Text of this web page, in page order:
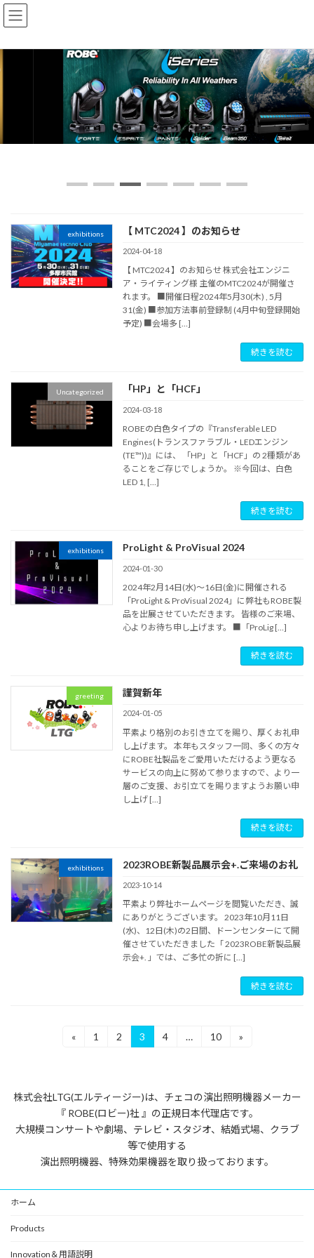
コ
ン
ン
ナ
ビ
ー
exhibitions 【 MTC2024 】のお知らせ
2024-04-18
【 MTC2024 】のお知らせ 株式会社エンジニ
ア・ライティング様 主催のMTC2024が開催さ
れます。 ■開催日程2024年5月30(木) , 5月
31(金) ■参加方法事前登録制 (4月中旬登録開始
予定) ■会場多 […]
続きを読む
Uncategorized 「HP」と「HCF」
2024-03-18
ROBEの白色タイプの『Transferable LED
Engines(トランスファラブル・LEDエンジン
(TE™))』には、 「HP」と「HCF」の 2種類があ
ることをご存じでしょうか。 ※今回は、白色
LED 1, […]
続きを読む
exhibitions ProLight & ProVisual 2024
2024-01-30
2024年2月14日(水)～16日(金)に開催される
「ProLight & ProVisual 2024」に弊社もROBE製
品を出展させていただきます。 皆様のご来場、
心よりお待ち申し上げます。 ■「ProLig […]
続きを読む
greeting 謹賀新年
2024-01-05
平素より格別のお引き立てを賜り、厚くお礼申
し上げます。 本年もスタッフ一同、多くの方々
にROBE社製品をご愛用いただけるよう更なる
サービスの向上に努めて参りますので、より一
層のご支援、お引立てを賜りますようお願い申
し上げ […]
続きを読む
exhibitions 2023ROBE新製品展示会+.ご来場のお礼
2023-10-14
平素より弊社ホームページを閲覧いただき、誠
にありがとうございます。 2023年10月11日
(水)、12日(木)の2日間、ドーンセンターにて開
催させていただきました「 2023ROBE新製品展
示会+. 」では、ご多忙の折に […]
続きを読む
ビ
ゲ
ョ
ン
«
固
ジ
1
固
ジ
2
固
ジ
3
固
ジ
4 …
固
ジ
10 »
株式会社LTG(エルティージー)は、チェコの演出照明機器メーカー
『 ROBE(ロビー)社 』の正規日本代理店です。
大規模コンサートや劇場、テレビ・スタジオ、結婚式場、クラブ
等で使用する
演出照明機器、特殊効果機器を取り扱っております。
ホーム
Products
Innovation＆用語説明